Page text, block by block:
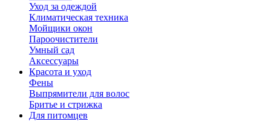
Уход за одеждой
Климатическая техника
Мойщики окон
Пароочистители
Умный сад
Аксессуары
Красота и уход
Фены
Выпрямители для волос
Бритье и стрижка
Для питомцев